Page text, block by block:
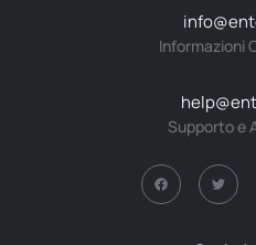
Informazioni
Supporto e